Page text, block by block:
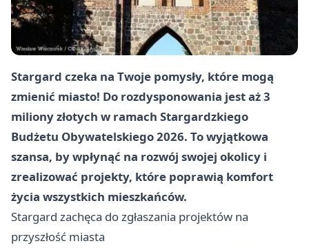
Stargard czeka na Twoje pomysły, które mogą
zmienić miasto! Do rozdysponowania jest aż 3
miliony złotych w ramach Stargardzkiego
Budżetu Obywatelskiego 2026. To wyjątkowa
szansa, by wpłynąć na rozwój swojej okolicy i
zrealizować projekty, które poprawią komfort
życia wszystkich mieszkańców.
Stargard zachęca do zgłaszania projektów na
przyszłość miasta